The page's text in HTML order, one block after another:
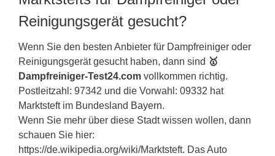
Reinigungsgerät gesucht?
Wenn Sie den besten Anbieter für Dampfreiniger oder
Reinigungsgerät gesucht haben, dann sind 🥇
Dampfreiniger-Test24.com vollkommen richtig.
Postleitzahl: 97342 und die Vorwahl: 09332 hat
Marktsteft im Bundesland Bayern.
Wenn Sie mehr über diese Stadt wissen wollen, dann
schauen Sie hier:
https://de.wikipedia.org/wiki/Marktsteft. Das Auto